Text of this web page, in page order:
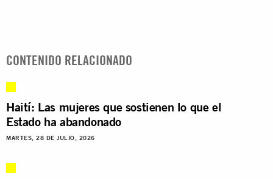
CONTENIDO RELACIONADO
Haití: Las mujeres que sostienen lo que el
Estado ha abandonado
MARTES, 28 DE JULIO, 2026